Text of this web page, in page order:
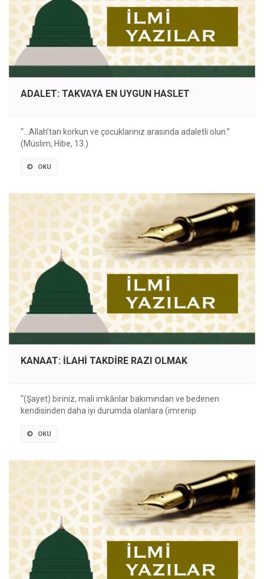
ADALET: TAKVAYA EN UYGUN HASLET
“…Allah’tan korkun ve çocuklarınız arasında adaletli olun.”
(Müslim, Hibe, 13.)
OKU
KANAAT: İLAHİ TAKDİRE RAZI OLMAK
“(Şayet) biriniz, mali imkânlar bakımından ve bedenen
kendisinden daha iyi durumda olanlara (imrenip
OKU